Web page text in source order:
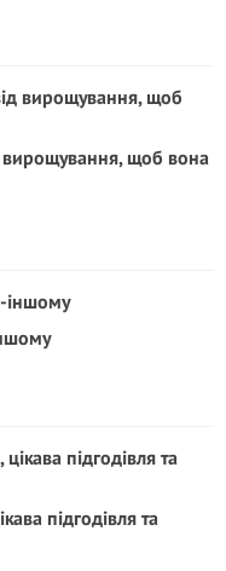
вирощування, щоб вона
підгодівля та